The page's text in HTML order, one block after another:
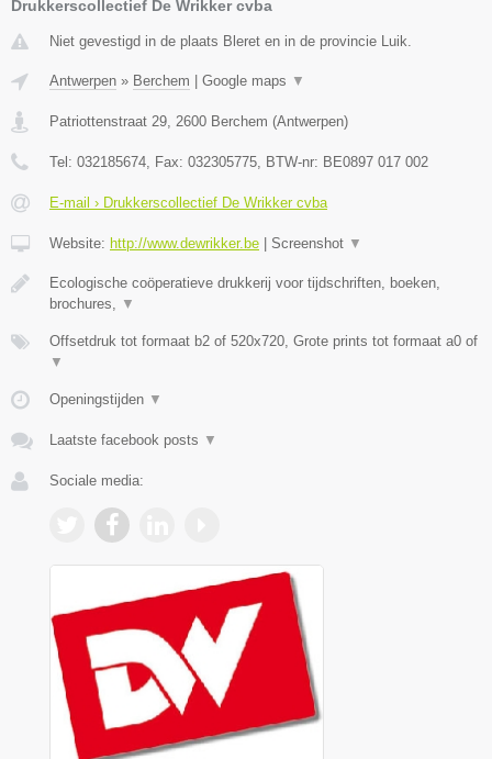
Drukkerscollectief De Wrikker cvba
Niet gevestigd in de plaats Bleret en in de provincie Luik.
Antwerpen » Berchem Google maps ▼
Patriottenstraat 29, 2600 Berchem (Antwerpen)
Tel: 032185674, Fax: 032305775, BTW-nr: BE0897 017 002
E-mail › Drukkerscollectief De Wrikker cvba
Website: http://www.dewrikker.be Screenshot ▼
Ecologische coöperatieve drukkerij voor tijdschriften, boeken,
brochures, ▼
Offsetdruk tot formaat b2 of 520x720, Grote prints tot formaat a0 of
▼
Openingstijden ▼
Laatste facebook posts ▼
Sociale media: